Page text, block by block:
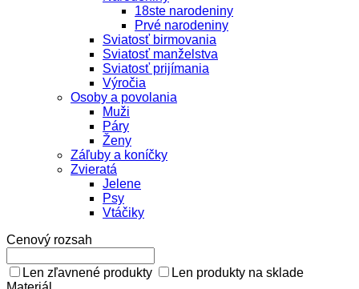
18ste narodeniny
Prvé narodeniny
Sviatosť birmovania
Sviatosť manželstva
Sviatosť prijímania
Výročia
Osoby a povolania
Muži
Páry
Ženy
Záľuby a koníčky
Zvieratá
Jelene
Psy
Vtáčiky
Cenový rozsah
Len zľavnené produkty
Len produkty na sklade